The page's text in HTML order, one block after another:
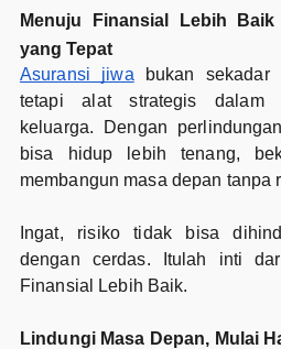
Menuju Finansial Lebih
yang Tepat
Asuransi jiwa bukan sekadar
tetapi alat strategis dalam
keluarga. Dengan
bisa hidup lebih tenang,
membangun masa depan tanpa
Ingat, risiko tidak bisa
dengan cerdas. Itulah inti
Finansial Lebih Baik.
Lindungi Masa Depan, Mulai